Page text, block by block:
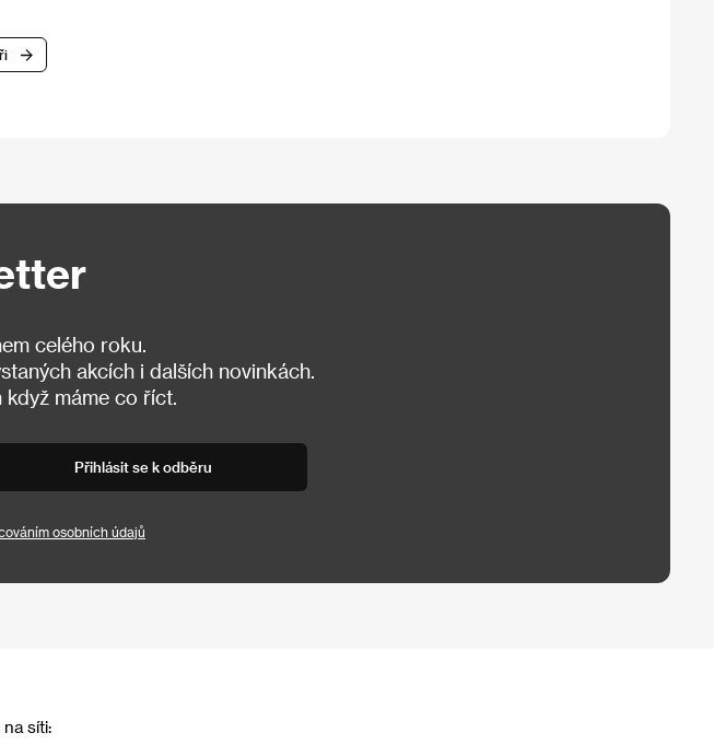
celého roku.
akcích i dalších novinkách.
máme co říct.
Přihlásit se k odběru
osobních údajů
síti: